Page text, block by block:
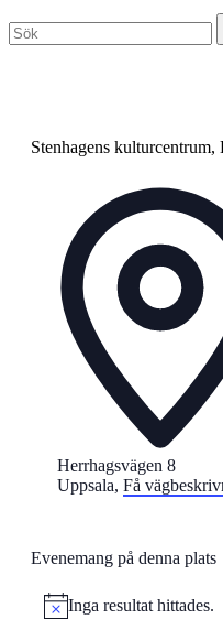
Stenhagens
Herrhagsvägen 8
Uppsala, Få
Evenemang på denna plats
NotisInga resultat hittades.